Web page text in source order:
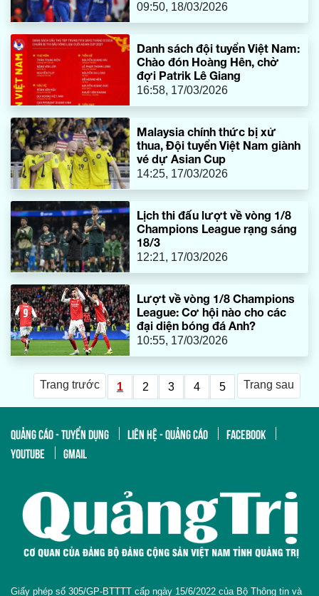
09:50, 18/03/2026
Danh sách đội tuyển Việt Nam:
Chào đón Hoàng Hên, chờ
đợi Patrik Lê Giang
16:58, 17/03/2026
Malaysia chính thức bị xử
thua, Đội tuyển Việt Nam giành
vé dự Asian Cup
14:25, 17/03/2026
Lịch thi đấu lượt về vòng 1/8
Champions League rạng sáng
18/3
12:21, 17/03/2026
Lượt về vòng 1/8 Champions
League: Cơ hội nào cho các
đại diện bóng đá Anh?
10:55, 17/03/2026
Trang trước 1 2 3 4 5 Trang sau
QUẢNG CÁO - TUYỂN DỤNG LIÊN HỆ - QUẢNG CÁO
FACEBOOK
YOUTUBE
GMAIL
Giấy phép số 305/GP-BTTTT cấp ngày 15/6/2022 của Bộ Thông tin và